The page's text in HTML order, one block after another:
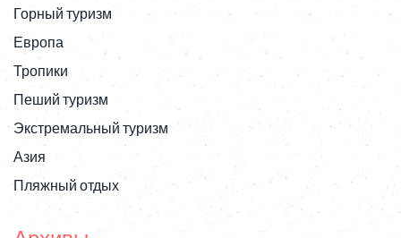
Горный туризм
Европа
Тропики
Пеший туризм
Экстремальный туризм
Азия
Пляжный отдых